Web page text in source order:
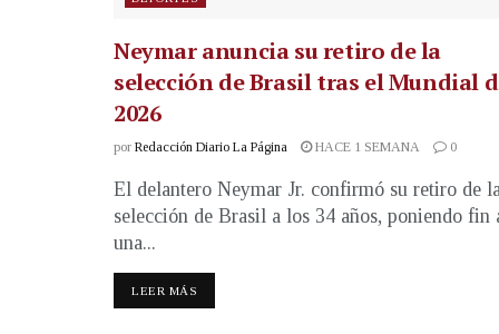
Neymar anuncia su retiro de la
selección de Brasil tras el Mundial
2026
por Redacción Diario La Página HACE 1 SEMANA 0
El delantero Neymar Jr. confirmó su retiro de
selección de Brasil a los 34 años, poniendo fin
una...
LEER MÁS